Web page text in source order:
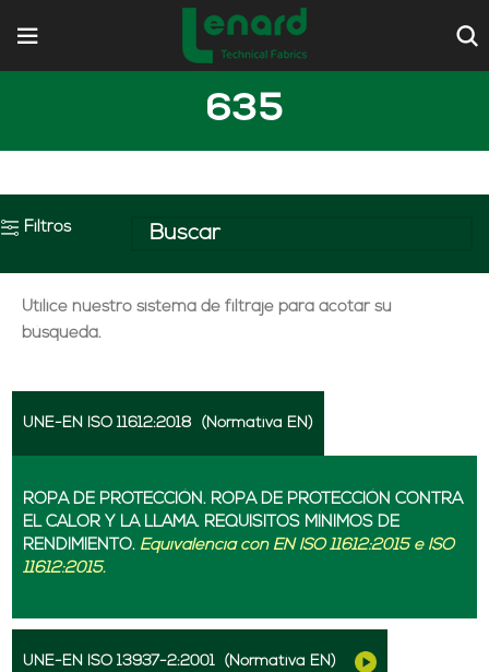
635
Filtros
Utilice nuestro sistema de filtraje para acotar su
búsqueda.
UNE-EN ISO 11612:2018 (Normativa EN)
ROPA DE PROTECCIÓN. ROPA DE PROTECCIÓN CONTRA
EL CALOR Y LA LLAMA. REQUISITOS MÍNIMOS DE
RENDIMIENTO. Equivalencia con EN ISO 11612:2015 e ISO
11612:2015.
UNE-EN ISO 13937-2:2001 (Normativa EN)